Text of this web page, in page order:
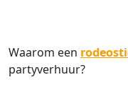
Waarom een
partyverhuur?